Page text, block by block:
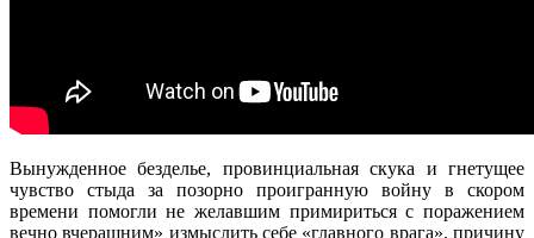
Вынужденное безделье, провинциальная скука и гнетущее
чувство стыда за позорно проигранную войну в скором
времени помогли не желавшим примириться с поражением
вечно вчерашним» измыслить себе «главного врага», причину